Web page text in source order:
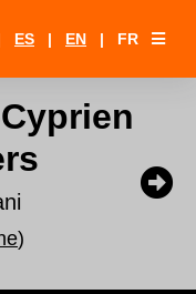
ES | EN | FR
)